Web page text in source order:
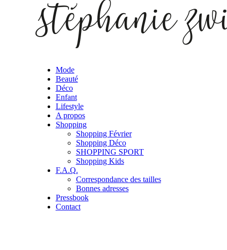
Mode
Beauté
Déco
Enfant
Lifestyle
A propos
Shopping
Shopping Février
Shopping Déco
SHOPPING SPORT
Shopping Kids
F.A.Q.
Correspondance des tailles
Bonnes adresses
Pressbook
Contact